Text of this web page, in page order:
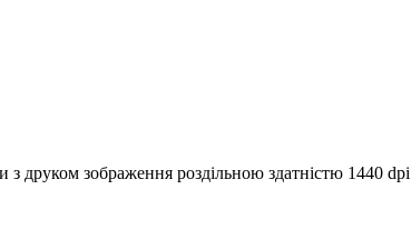
друком зображення роздільною здатністю 1440 dpi